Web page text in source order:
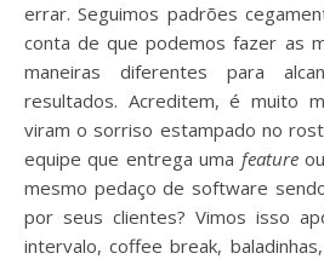
errar. Seguimos padrões
conta de que podemos fazer as
maneiras diferentes para
resultados. Acreditem, é muito
viram o sorriso estampado no
equipe que entrega uma feature
mesmo pedaço de software
por seus clientes? Vimos isso
intervalo, coffee break,